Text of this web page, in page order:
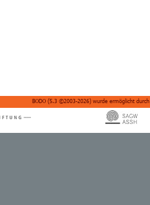
BODO (5.3 ©2003-2026) wurde ermöglicht durch